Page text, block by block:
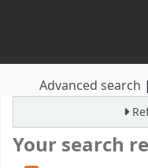
Advanced search
Your search